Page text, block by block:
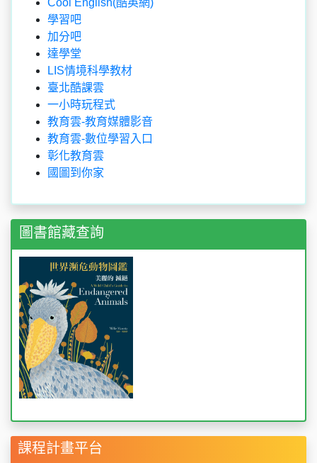
學習吧
加分吧
達學堂
LIS情境科學教材
臺北酷課雲
一小時玩程式
教育雲-教育媒體影音
教育雲-數位學習入口
彰化教育雲
國圖到你家
圖書館藏查詢
課程計畫平台